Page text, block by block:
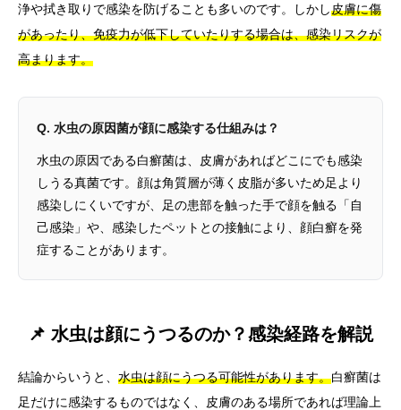
浄や拭き取りで感染を防げることも多いのです。しかし皮膚に傷
があったり、免疫力が低下していたりする場合は、感染リスクが
高まります。
Q. 水虫の原因菌が顔に感染する仕組みは？
水虫の原因である白癬菌は、皮膚があればどこにでも感染
しうる真菌です。顔は角質層が薄く皮脂が多いため足より
感染しにくいですが、足の患部を触った手で顔を触る「自
己感染」や、感染したペットとの接触により、顔白癬を発
症することがあります。
📌 水虫は顔にうつるのか？感染経路を解説
結論からいうと、 水虫は顔にうつる可能性があります。白癬菌は
足だけに感染するものではなく、皮膚のある場所であれば理論上